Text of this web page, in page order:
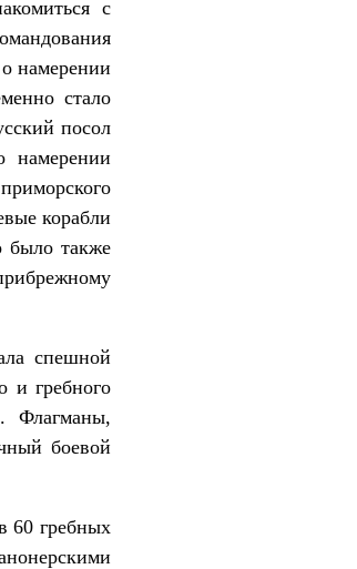
с
намерении
стало
посол
намерении
корабли
было также
спешной
и гребного
Флагманы,
боевой
60 гребных